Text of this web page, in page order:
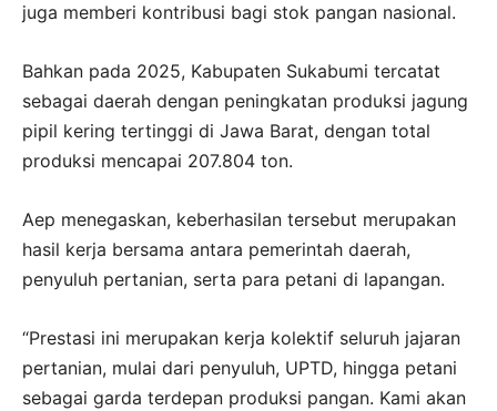
juga memberi kontribusi bagi stok pangan nasional.
Bahkan pada 2025, Kabupaten Sukabumi tercatat
sebagai daerah dengan peningkatan produksi jagung
pipil kering tertinggi di Jawa Barat, dengan total
produksi mencapai 207.804 ton.
Aep menegaskan, keberhasilan tersebut merupakan
hasil kerja bersama antara pemerintah daerah,
penyuluh pertanian, serta para petani di lapangan.
“Prestasi ini merupakan kerja kolektif seluruh jajaran
pertanian, mulai dari penyuluh, UPTD, hingga petani
sebagai garda terdepan produksi pangan. Kami akan